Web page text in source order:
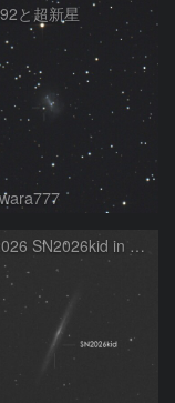
と超新星
15/05/2026 SN2026kid in NGC5907